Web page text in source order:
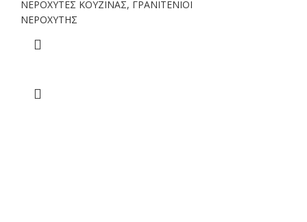
ΝΕΡΟΧΥΤΕΣ ΚΟΥΖΙΝΑΣ, ΓΡΑΝΙΤΕΝΙΟΙ
ΝΕΡΟΧΥΤΗΣ